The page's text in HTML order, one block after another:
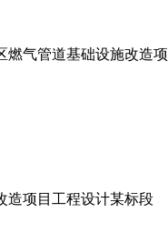
燃气管道基础设施改造项
造项目工程设计某标段